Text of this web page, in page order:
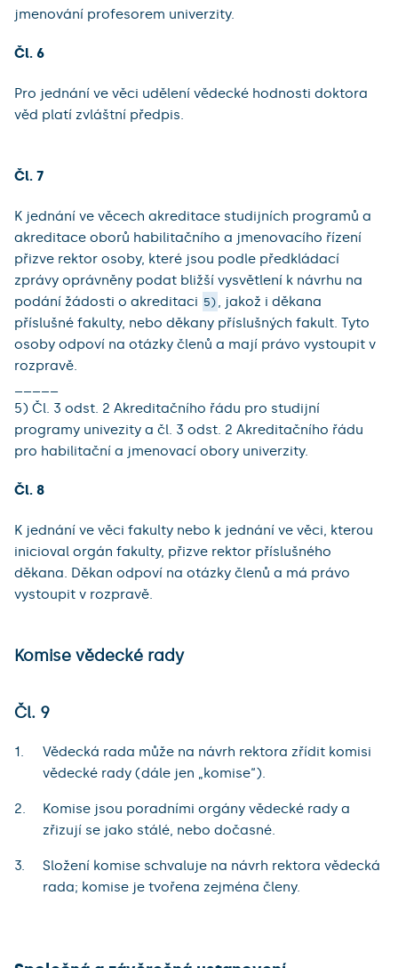
jmenování profesorem univerzity.
Čl. 6
Pro jednání ve věci udělení vědecké hodnosti doktora
věd platí zvláštní předpis.
Čl. 7
K jednání ve věcech akreditace studijních programů a
akreditace oborů habilitačního a jmenovacího řízení
přizve rektor osoby, které jsou podle předkládací
zprávy oprávněny podat bližší vysvětlení k návrhu na
podání žádosti o akreditaci 5) , jakož i děkana
příslušné fakulty, nebo děkany příslušných fakult. Tyto
osoby odpoví na otázky členů a mají právo vystoupit v
rozpravě.
5) Čl. 3 odst. 2 Akreditačního řádu pro studijní
programy univezity a čl. 3 odst. 2 Akreditačního řádu
pro habilitační a jmenovací obory univerzity.
Čl. 8
K jednání ve věci fakulty nebo k jednání ve věci, kterou
inicioval orgán fakulty, přizve rektor příslušného
děkana. Děkan odpoví na otázky členů a má právo
vystoupit v rozpravě.
Komise vědecké rady
Čl. 9
Vědecká rada může na návrh rektora zřídit komisi
vědecké rady (dále jen „komise“).
Komise jsou poradními orgány vědecké rady a
zřizují se jako stálé, nebo dočasné.
Složení komise schvaluje na návrh rektora vědecká
rada; komise je tvořena zejména členy.